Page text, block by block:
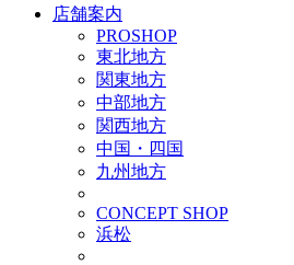
店舗案内
PROSHOP
東北地方
関東地方
中部地方
関西地方
中国・四国
九州地方
CONCEPT SHOP
浜松